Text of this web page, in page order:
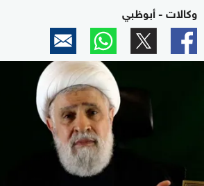
وكالات - أبوظبي